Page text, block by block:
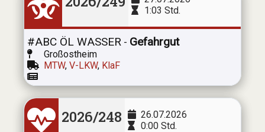
1:03 Std.
#ABC ÖL WASSER - Gefahrgut
Großostheim
MTW, V-LKW, KlaF
2026/248
26.07.2026
0:00 Std.